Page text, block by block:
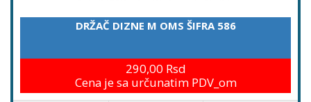
DRŽAČ DIZNE M OMS ŠIFRA 586
290,00 Rsd
Cena je sa určunatim PDV_om